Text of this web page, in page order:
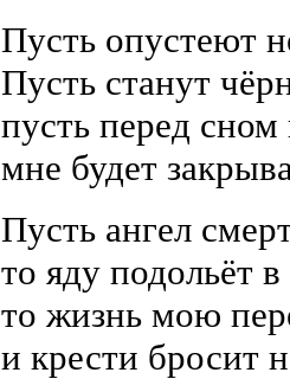
Пусть опустеют
Пусть станут
пусть перед
мне будет
Пусть ангел
то яду подольёт
то жизнь мою
и крести бросит